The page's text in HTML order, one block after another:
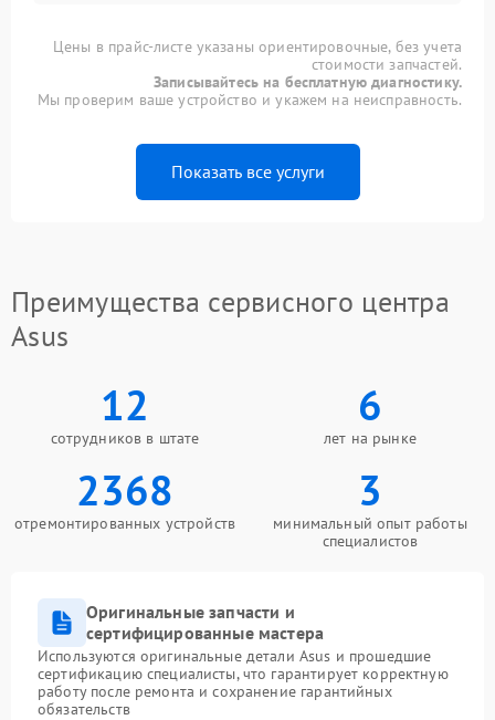
Цены в прайс-листе указаны ориентировочные, без учета
стоимости запчастей.
Записывайтесь на бесплатную диагностику.
Мы проверим ваше устройство и укажем на неисправность.
Показать все услуги
Преимущества сервисного центра
Asus
12
сотрудников в штате
6
лет на рынке
2368
отремонтированных устройств
3
минимальный опыт работы
специалистов
Оригинальные запчасти и
сертифицированные мастера
Используются оригинальные детали Asus и прошедшие
сертификацию специалисты, что гарантирует корректную
работу после ремонта и сохранение гарантийных
обязательств